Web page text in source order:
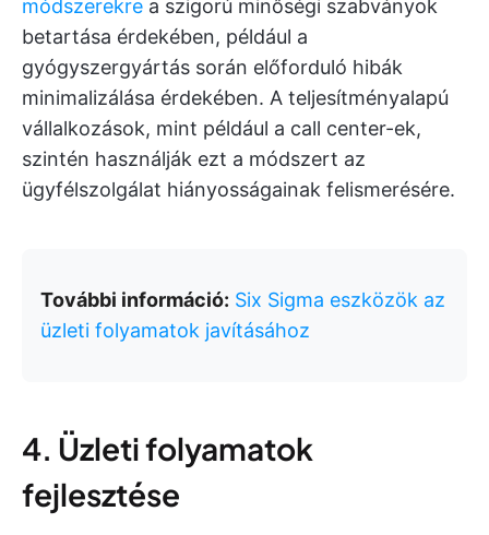
módszerekre a szigorú minőségi szabványok
betartása érdekében, például a
gyógyszergyártás során előforduló hibák
minimalizálása érdekében. A teljesítményalapú
vállalkozások, mint például a call center-ek,
szintén használják ezt a módszert az
ügyfélszolgálat hiányosságainak felismerésére.
További információ: Six Sigma eszközök az
üzleti folyamatok javításához
4. Üzleti folyamatok
fejlesztése